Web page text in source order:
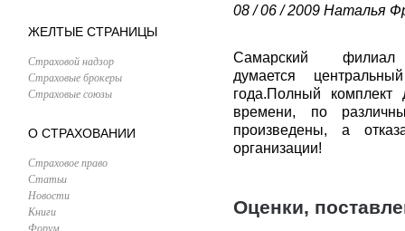
ЖЕЛТЫЕ СТРАНИЦЫ
Страховой надзор
Страховые брокеры
Страховые союзы
О СТРАХОВАНИИ
Страховое право
Статьи
Новости
Книги
Форум
08 / 06 / 2009 Наталья
Самарский
думается
года.Полный
времени, по
произведены, а
организации!
Оценки,